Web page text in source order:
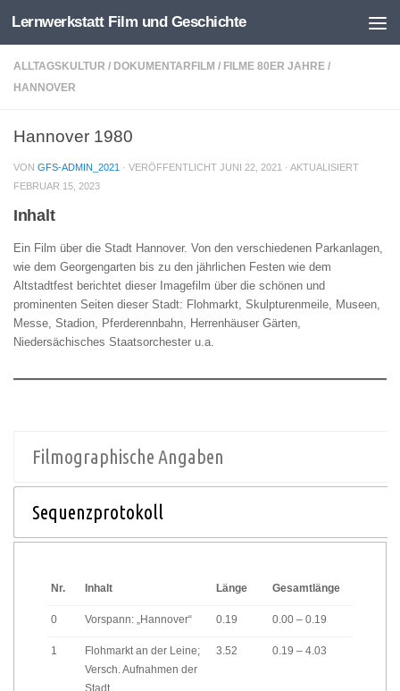
Zum Inhalt springen
Lernwerkstatt Film und Geschichte
ALLTAGSKULTUR / DOKUMENTARFILM / FILME 80ER JAHRE /
HANNOVER
Hannover 1980
VON GFS-ADMIN_2021 · VERÖFFENTLICHT JUNI 22, 2021 · AKTUALISIERT
FEBRUAR 15, 2023
Inhalt
Ein Film über die Stadt Hannover. Von den verschiedenen Parkanlagen,
wie dem Georgengarten bis zu den jährlichen Festen wie dem
Altstadtfest berichtet dieser Imagefilm über die schönen und
prominenten Seiten dieser Stadt: Flohmarkt, Skulpturenmeile, Museen,
Messe, Stadion, Pferderennbahn, Herrenhäuser Gärten,
Niedersächisches Staatsorchester u.a.
Filmographische Angaben
Sequenzprotokoll
Nr. Inhalt Länge Gesamtlänge
0 Vorspann: „Hannover“ 0.19 0.00 – 0.19
1
Flohmarkt an der Leine;
Versch. Aufnahmen der
Stadt
3.52 0.19 – 4.03